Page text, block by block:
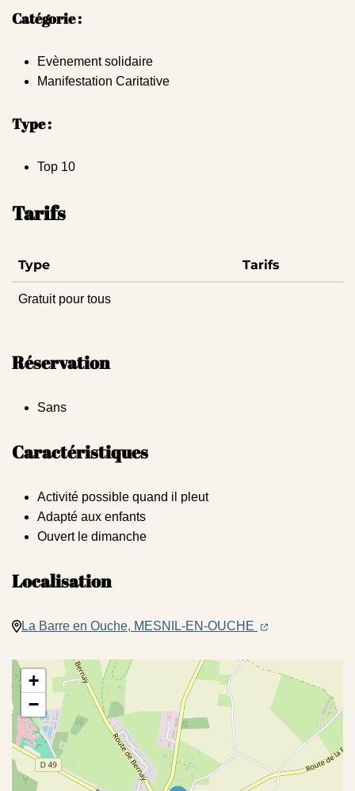
Catégorie :
Evènement solidaire
Manifestation Caritative
Type :
Top 10
Tarifs
Type Tarifs
Gratuit pour tous
Réservation
Sans
Caractéristiques
Activité possible quand il pleut
Adapté aux enfants
Ouvert le dimanche
Localisation
La Barre en Ouche, MESNIL-EN-OUCHE (ouverture dans
(ouverture
+
−